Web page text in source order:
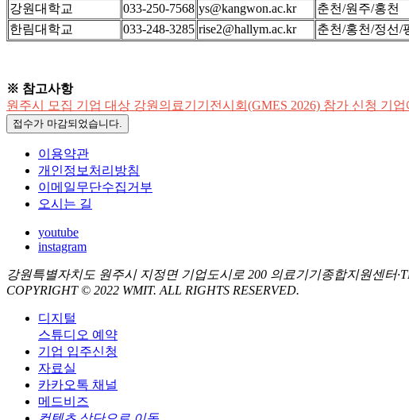
강원대학교
033-250-7568 ys@kangwon.ac.kr
춘천/원주/홍천
한림대학교
033-248-3285 rise2@hallym.ac.kr 춘천/홍천/정선/
※ 참고사항
원주시 모집 기업 대상 강원의료기기전시회(GMES 2026) 참가 신청 기
접수가 마감되었습니다.
이용약관
개인정보처리방침
이메일무단수집거부
오시는 길
youtube
instagram
강원특별자치도 원주시 지정면 기업도시로 200 의료기기종합지원센터·
COPYRIGHT © 2022 WMIT. ALL RIGHTS RESERVED.
디지털
스튜디오 예약
기업 입주신청
자료실
카카오톡 채널
메드비즈